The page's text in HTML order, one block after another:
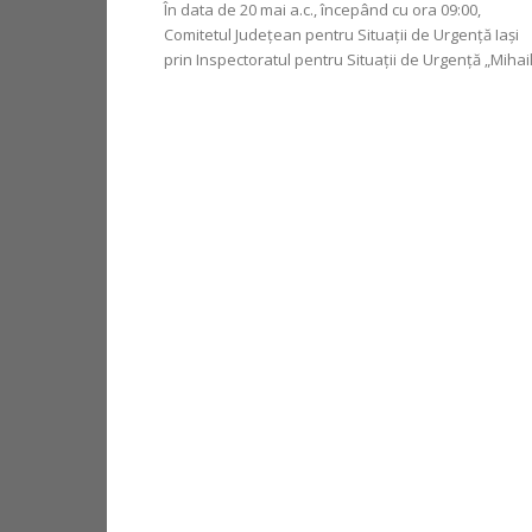
În data de 20 mai a.c., începând cu ora 09:00,
Comitetul Județean pentru Situații de Urgență Iași
prin Inspectoratul pentru Situaţii de Urgenţă